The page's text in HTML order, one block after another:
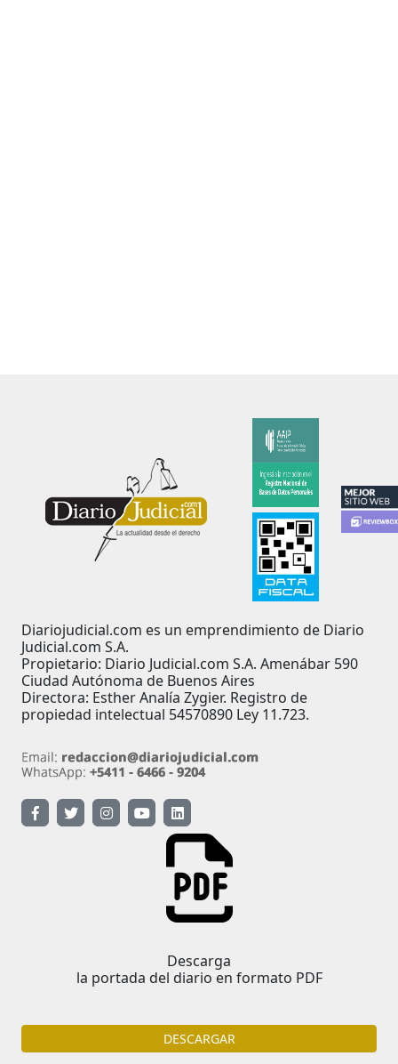
Diariojudicial.com es un emprendimiento de Diario
Judicial.com S.A.
Propietario: Diario Judicial.com S.A. Amenábar 590
Ciudad Autónoma de Buenos Aires
Directora: Esther Analía Zygier. Registro de
propiedad intelectual 54570890 Ley 11.723.
Descarga
la portada del diario en formato PDF
DESCARGAR